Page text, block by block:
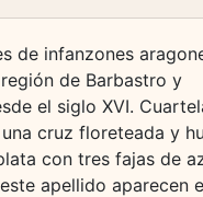
de infanzones
de Barbastro y
el siglo XVI.
cruz floreteada y
con tres fajas de
apellido aparecen